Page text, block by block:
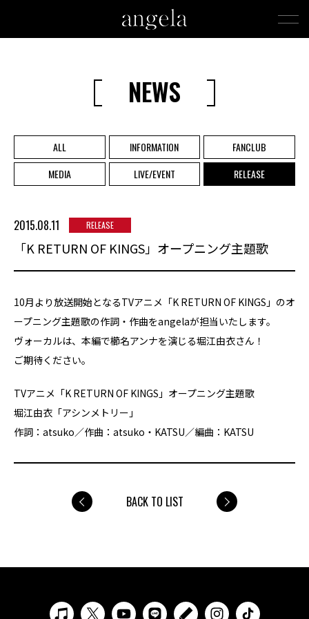
NEWS
ALL INFORMATION
FANCLUB
MEDIA
LIVE/EVENT RELEASE
2015.08.11 RELEASE
「K RETURN OF KINGS」オープニング主題歌
10月より放送開始となるTVアニメ「K RETURN OF KINGS」のオ
ープニング主題歌の作詞・作曲をangelaが担当いたします。
ヴォーカルは、本編で櫛名アンナを演じる堀江由衣さん！
ご期待ください。
TVアニメ「K RETURN OF KINGS」オープニング主題歌
堀江由衣「アシンメトリー」
作詞：atsuko／作曲：atsuko・KATSU／編曲：KATSU
BACK TO LIST